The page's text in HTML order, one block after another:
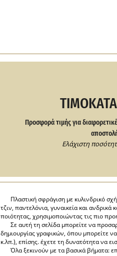
Προσφορά τιμής για
Ελάχιστη
Πλαστική σφράγιση με κυλινδρικό
τζιν, παντελόνια, γυναικεία και
ποιότητας, χρησιμοποιώντας τις πιο
Σε αυτή τη σελίδα μπορείτε να
δημιουργίας γραφικών, όπου μπορείτε
κ.λπ.), επίσης. έχετε τη δυνατότητα να
Όλα ξεκινούν με τα βασικά βήματα: